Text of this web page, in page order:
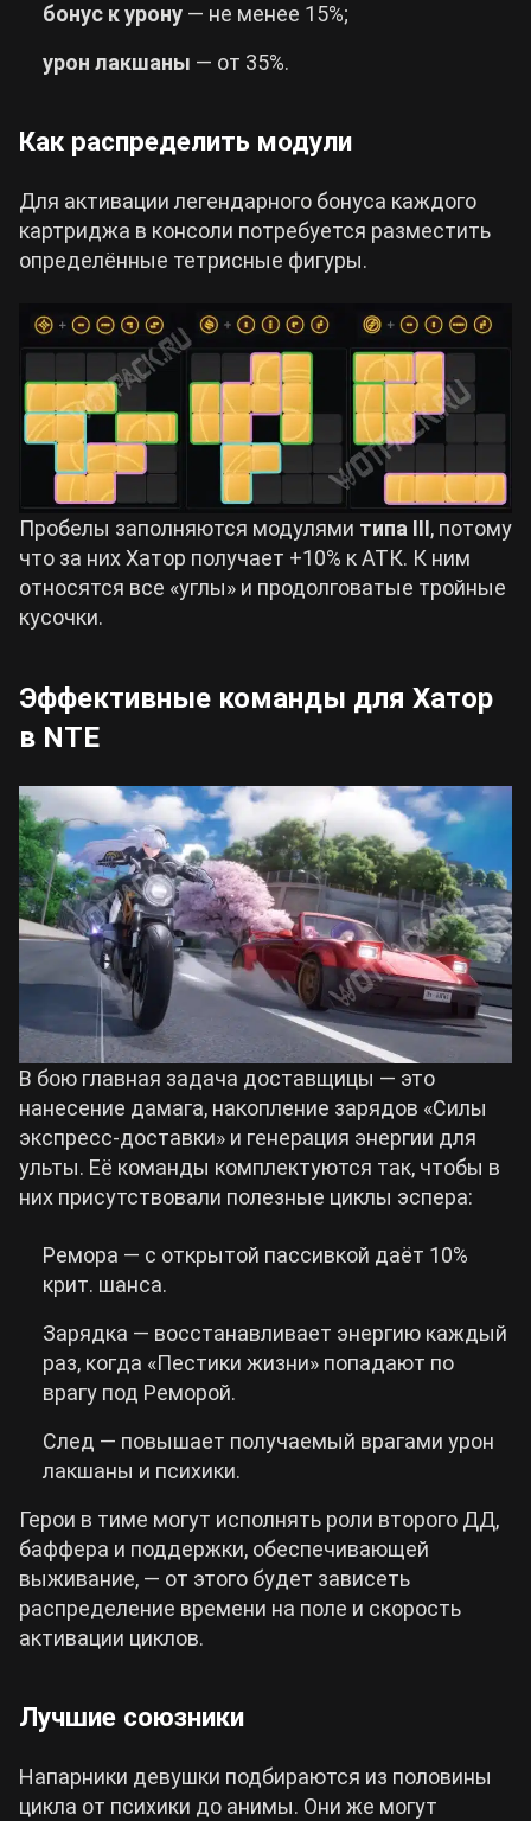
бонус курону — не менее 15%;
урон лакшаны — от 35%.
Как распределить модули
Для активации легендарного бонуса каждого
картриджа в консоли потребуется разместить
определённые тетрисные фигуры.
Пробелы заполняются модулями типа III, потому
что за них Хатор получает +10% к АТК. К ним
относятся все «углы» и продолговатые тройные
кусочки.
Эффективные команды для Хатор
в NTE
В бою главная задача доставщицы — это
нанесение дамага, накопление зарядов «Силы
экспресс-доставки» и генерация энергии для
ульты. Её команды комплектуются так, чтобы в
них присутствовали полезные циклы эспера:
Ремора — с открытой пассивкой даёт 10%
крит. шанса.
Зарядка — восстанавливает энергию каждый
раз, когда «Пестики жизни» попадают по
врагу под Реморой.
След — повышает получаемый врагами урон
лакшаны и психики.
Герои в тиме могут исполнять роли второго ДД,
баффера и поддержки, обеспечивающей
выживание, — от этого будет зависеть
распределение времени на поле и скорость
активации циклов.
Лучшие союзники
Напарники девушки подбираются из половины
цикла от психики до анимы. Они же могут